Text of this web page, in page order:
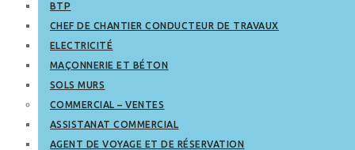
BTP
CHEF DE CHANTIER CONDUCTEUR DE TRAVAUX
ELECTRICITÉ
MAÇONNERIE ET BÉTON
SOLS MURS
COMMERCIAL – VENTES
ASSISTANAT COMMERCIAL
AGENT DE VOYAGE ET DE RÉSERVATION